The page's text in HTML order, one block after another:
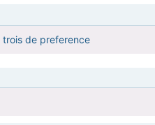
trois de preference